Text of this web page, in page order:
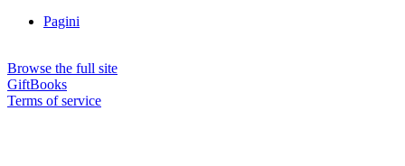
Pagini
Browse the full site
GiftBooks
Terms of service